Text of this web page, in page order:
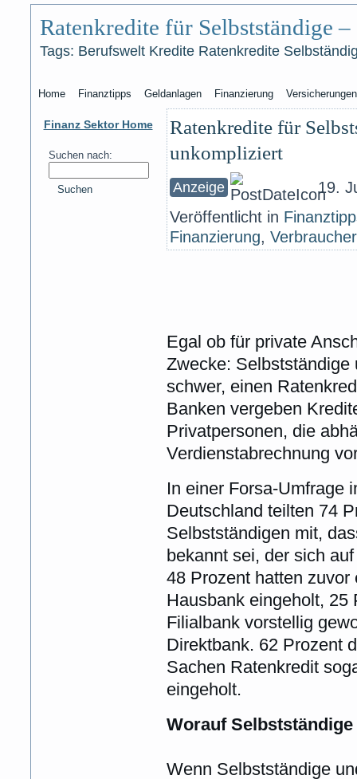
Ratenkredite für Selbstständige
Tags: Berufswelt Kredite Ratenkredite
Home Finanztipps Geldanlagen Finanzierung Versicherungen
Finanz Sektor Home
Suchen nach:
Suchen
Ratenkredite für
unkompliziert
19.
Veröffentlicht in
Finanzierung,
Egal ob für private
Zwecke: Selbstständige
schwer, einen
Banken vergeben
Privatpersonen, die
Verdienstabrechnung
In einer Forsa-Umfrage
Deutschland teilten 74
Selbstständigen mit,
bekannt sei, der sich
48 Prozent hatten
Hausbank eingeholt, 25
Filialbank vorstellig
Direktbank. 62 Prozent
Sachen Ratenkredit
eingeholt.
Worauf
Wenn Selbstständige